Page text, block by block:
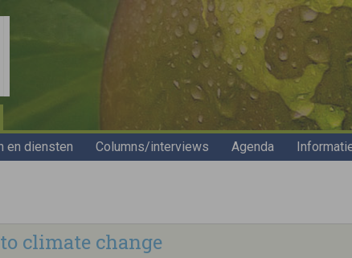
en diensten Columns/interviews Agenda
climate change